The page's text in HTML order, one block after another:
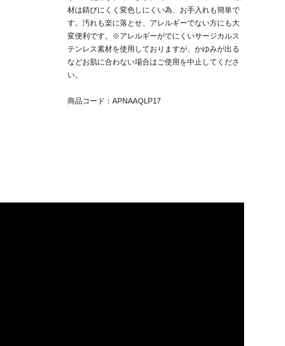
材は錆びにくく変色しにくい為、お手入れも簡単で
す。汚れも楽に落とせ、アレルギーでない方にも大
変便利です。※アレルギーがでにくいサージカルス
テンレス素材を使用しておりますが、かゆみが出る
などお肌に合わない場合はご使用を中止してくださ
い。
商品コード：APNAAQLP17